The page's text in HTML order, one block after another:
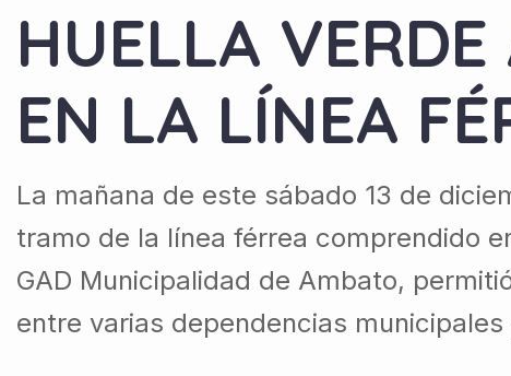
HUELLA
EN LA LÍNEA
La mañana de este sábado 13 de
tramo de la línea férrea comprendido
GAD Municipalidad de Ambato,
entre varias dependencias